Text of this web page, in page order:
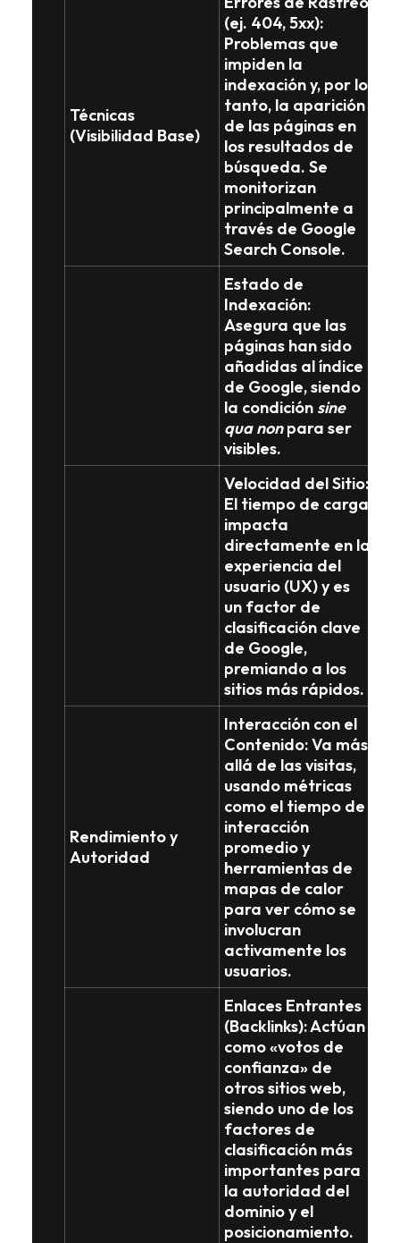
Técnicas
(Visibilidad Base)
(ej. 404, 5xx):
Problemas que
impiden la
indexacióny, por lo
tanto, la aparición
de las páginas en
los resultados de
búsqueda. Se
monitorizan
principalmente a
través de Google
Search Console.
Estado de
Indexación:
Asegura que las
páginas han sido
añadidas al índice
de Google, siendo
la condiciónsine
qua nonpara ser
visibles.
Velocidad del Sitio:
El tiempo de carga
impacta
directamente en la
experiencia del
usuario (UX)y es
un factor de
clasificación clave
de Google,
premiando a los
sitios más rápidos.
Rendimiento y
Autoridad
Interacción con el
Contenido: Va más
allá de las visitas,
usando métricas
como el tiempo de
interacción
promedio y
herramientas de
mapas de calor
para ver cómo se
involucran
activamente los
usuarios.
Enlaces Entrantes
(Backlinks): Actúan
como«votos de
confianza» de
otros sitios web,
siendo uno de los
factores de
clasificación más
importantes para
la autoridad del
dominio y el
posicionamiento.